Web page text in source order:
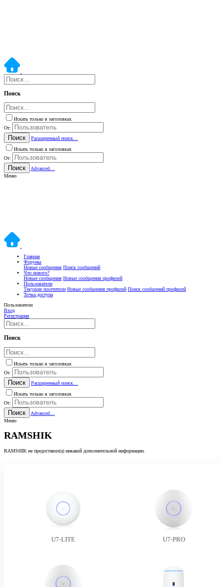
Поиск
Искать только в заголовках
От:
Поиск
Расширенный поиск…
Искать только в заголовках
От:
Поиск
Advanced…
Меню
Главная
Форумы
Новые сообщения Поиск сообщений
Что нового?
Новые сообщения Новые сообщения профилей
Пользователи
Текущие посетители Новые сообщения профилей Поиск сообщений профилей
Точка доступа
Пользователи
Вход
Регистрация
Поиск
Искать только в заголовках
От:
Поиск
Расширенный поиск…
Искать только в заголовках
От:
Поиск
Advanced…
Меню
RAMSHIK
RAMSHIK не предоставил(а) никакой дополнительной информации.
U7-LITE U7-PRO